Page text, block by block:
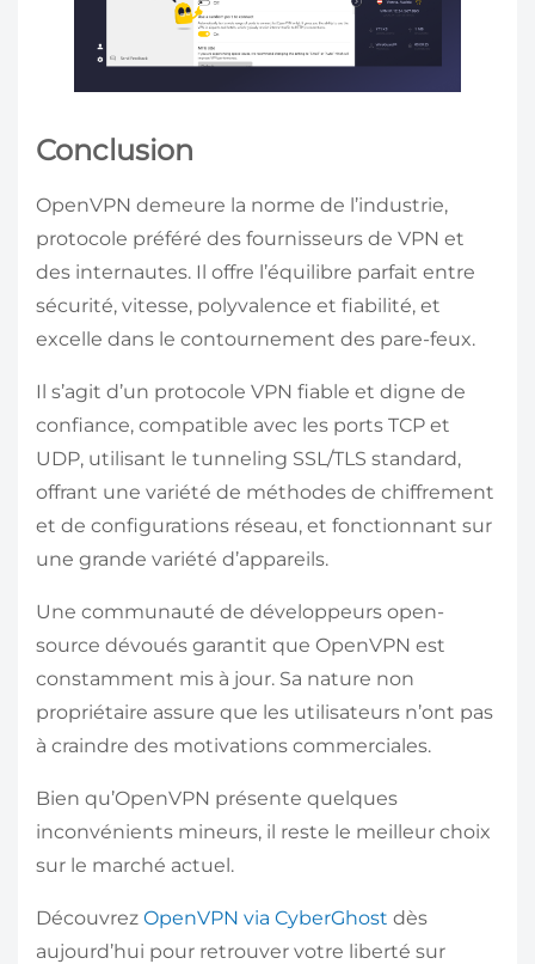
Conclusion
OpenVPN demeure la norme de l’industrie,
protocole préféré des fournisseurs de VPN et
des internautes. Il offre l’équilibre parfait entre
sécurité, vitesse, polyvalence et fiabilité, et
excelle dans le contournement des pare-feux.
Il s’agit d’un protocole VPN fiable et digne de
confiance, compatible avec les ports TCP et
UDP, utilisant le tunneling SSL/TLS standard,
offrant une variété de méthodes de chiffrement
et de configurations réseau, et fonctionnant sur
une grande variété d’appareils.
Une communauté de développeurs open-
source dévoués garantit que OpenVPN est
constamment mis à jour. Sa nature non
propriétaire assure que les utilisateurs n’ont pas
à craindre des motivations commerciales.
Bien qu’OpenVPN présente quelques
inconvénients mineurs, il reste le meilleur choix
sur le marché actuel.
Découvrez OpenVPN via CyberGhost dès
aujourd’hui pour retrouver votre liberté sur